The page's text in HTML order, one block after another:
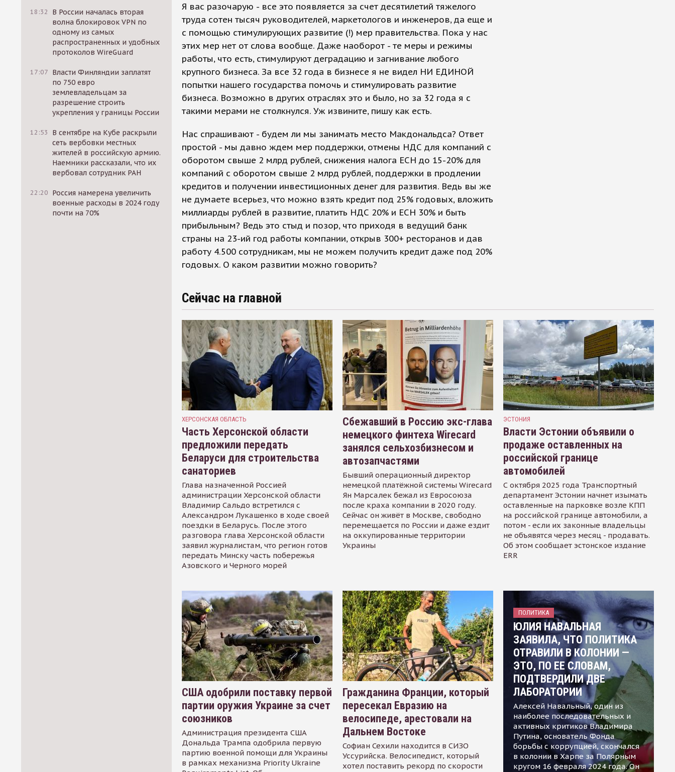
18:32
В России началась вторая
волна блокировок VPN по
одному из самых
распространенных и удобных
протоколов WireGuard
17:07 Власти Финляндии заплатят
по 750 евро
землевладельцам за
разрешение строить
укрепления у границы России
12:53
В сентябре на Кубе раскрыли
сеть вербовки местных
жителей в российскую армию.
Наемники рассказали, что их
вербовал сотрудник РАН
22:20 Россия намерена увеличить
военные расходы в 2024 году
почти на 70%
Я вас разочарую - все это появляется за счет десятилетий тяжелого
труда сотен тысяч руководителей, маркетологов и инженеров, да еще и
с помощью стимулирующих развитие (!) мер правительства. Пока у нас
этих мер нет от слова вообще. Даже наоборот - те меры и режимы
работы, что есть, стимулируют деградацию и загнивание любого
крупного бизнеса. За все 32 года в бизнесе я не видел НИ ЕДИНОЙ
попытки нашего государства помочь и стимулировать развитие
бизнеса. Возможно в других отраслях это и было, но за 32 года я с
такими мерами не столкнулся. Уж извините, пишу как есть.
Нас спрашивают - будем ли мы занимать место Макдональдса? Ответ
простой - мы давно ждем мер поддержки, отмены НДС для компаний с
оборотом свыше 2 млрд рублей, снижения налога ЕСН до 15-20% для
компаний с оборотом свыше 2 млрд рублей, поддержки в продлении
кредитов и получении инвестиционных денег для развития. Ведь вы же
не думаете всерьез, что можно взять кредит под 25% годовых, вложить
миллиарды рублей в развитие, платить НДС 20% и ЕСН 30% и быть
прибыльным? Ведь это стыд и позор, что приходя в ведущий банк
страны на 23-ий год работы компании, открыв 300+ ресторанов и дав
работу 4.500 сотрудникам, мы не можем получить кредит даже под 20%
годовых. О каком развитии можно говорить?
Сейчас на главной
ХЕРСОНСКАЯ ОБЛАСТЬ
Часть Херсонской области
предложили передать
Беларуси для строительства
санаториев
Глава назначенной Россией
администрации Херсонской области
Владимир Сальдо встретился с
Александром Лукашенко в ходе своей
поездки в Беларусь. После этого
разговора глава Херсонской области
заявил журналистам, что регион готов
передать Минску часть побережья
Азовского и Черного морей
Сбежавший в Россию экс-глава
немецкого финтеха Wirecard
занялся сельхозбизнесом и
автозапчастями
Бывший операционный директор
немецкой платёжной системы Wirecard
Ян Марсалек бежал из Евросоюза
после краха компании в 2020 году.
Сейчас он живёт в Москве, свободно
перемещается по России и даже ездит
на оккупированные территории
Украины
ЭСТОНИЯ
Власти Эстонии объявили о
продаже оставленных на
российской границе
автомобилей
С октября 2025 года Транспортный
департамент Эстонии начнет изымать
оставленные на парковке возле КПП
на российской границе автомобили, а
потом - если их законные владельцы
не объявятся через месяц - продавать.
Об этом сообщает эстонское издание
ERR
США одобрили поставку первой
партии оружия Украине за счет
союзников
Администрация президента США
Дональда Трампа одобрила первую
партию военной помощи для Украины
в рамках механизма Priority Ukraine
Гражданина Франции, который
пересекал Евразию на
велосипеде, арестовали на
Дальнем Востоке
Софиан Сехили находится в СИЗО
Уссурийска. Велосипедист, который
хотел поставить рекорд по скорости
ПОЛИТИКА
ЮЛИЯ НАВАЛЬНАЯ
ЗАЯВИЛА, ЧТО ПОЛИТИКА
ОТРАВИЛИ В КОЛОНИИ —
ЭТО, ПО ЕЕ СЛОВАМ,
ПОДТВЕРДИЛИ ДВЕ
ЛАБОРАТОРИИ
Алексей Навальный, один из
наиболее последовательных и
активных критиков Владимира
Путина, основатель Фонда
борьбы с коррупцией, скончался
в колонии в Харпе за Полярным
кругом 16 февраля 2024 года. Он